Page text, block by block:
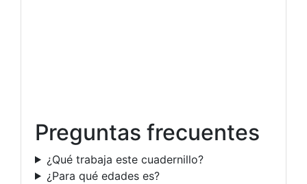
Preguntas frecuentes
¿Qué trabaja este cuadernillo?
¿Para qué edades es?